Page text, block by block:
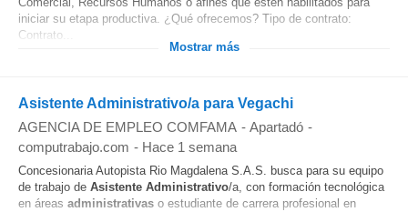
iniciar su etapa productiva. ¿Qué ofrecemos? Tipo de contrato:
Contrato...
Mostrar más
Asistente Administrativo/a para Vegachi
AGENCIA DE EMPLEO COMFAMA - Apartadó -
computrabajo.com - Hace 1 semana
Concesionaria Autopista Rio Magdalena S.A.S. busca para su equipo
de trabajo de Asistente Administrativo/a, con formación tecnológica
en áreas administrativas o estudiante de carrera profesional en